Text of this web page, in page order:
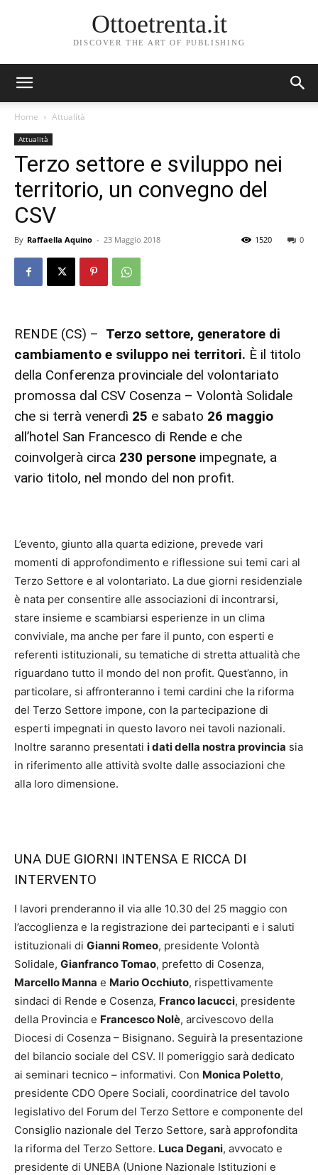
Ottoetrenta.it
DISCOVER THE ART OF PUBLISHING
Home Attualità
Attualità
Terzo settore e sviluppo nei
territorio, un convegno del
CSV
By Raffaella Aquino - 23 Maggio 2018 0
1520
RENDE (CS) – Terzo settore, generatore di
cambiamento e sviluppo nei territori. È il titolo
della Conferenza provinciale del volontariato
promossa dal CSV Cosenza – Volontà Solidale
che si terrà venerdì 25 e sabato 26 maggio
all’hotel San Francesco di Rende e che
coinvolgerà circa 230 persone impegnate, a
vario titolo, nel mondo del non profit.
L’evento, giunto alla quarta edizione, prevede vari
momenti di approfondimento e riflessione sui temi cari al
Terzo Settore e al volontariato. La due giorni residenziale
è nata per consentire alle associazioni di incontrarsi,
stare insieme e scambiarsi esperienze in un clima
conviviale, ma anche per fare il punto, con esperti e
referenti istituzionali, su tematiche di stretta attualità che
riguardano tutto il mondo del non profit. Quest’anno, in
particolare, si affronteranno i temi cardini che la riforma
del Terzo Settore impone, con la partecipazione di
esperti impegnati in questo lavoro nei tavoli nazionali.
Inoltre saranno presentati i dati della nostra provincia sia
in riferimento alle attività svolte dalle associazioni che
alla loro dimensione.
UNA DUE GIORNI INTENSA E RICCA DI
INTERVENTO
I lavori prenderanno il via alle 10.30 del 25 maggio con
l’accoglienza e la registrazione dei partecipanti e i saluti
istituzionali di Gianni Romeo, presidente Volontà
Solidale, Gianfranco Tomao, prefetto di Cosenza,
Marcello Manna e Mario Occhiuto, rispettivamente
sindaci di Rende e Cosenza, Franco Iacucci, presidente
della Provincia e Francesco Nolè, arcivescovo della
Diocesi di Cosenza – Bisignano. Seguirà la presentazione
del bilancio sociale del CSV. Il pomeriggio sarà dedicato
ai seminari tecnico – informativi. Con Monica Poletto,
presidente CDO Opere Sociali, coordinatrice del tavolo
legislativo del Forum del Terzo Settore e componente del
Consiglio nazionale del Terzo Settore, sarà approfondita
la riforma del Terzo Settore. Luca Degani, avvocato e
presidente di UNEBA (Unione Nazionale Istituzioni e